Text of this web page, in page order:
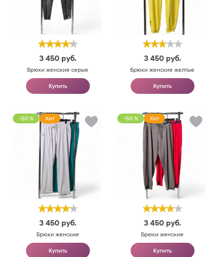
3 450 руб.
Брюки женские серые
Купить
3 450 руб.
Брюки женские желтые
Купить
-50 % Хит
3 450 руб.
Брюки женские
Купить
-50 % Хит
3 450 руб.
Брюки женские
Купить